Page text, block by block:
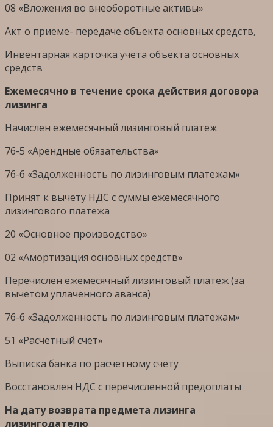
08 «Вложения во внеоборотные активы»
Акт о приеме- передаче объекта основных средств,
Инвентарная карточка учета объекта основных
средств
Ежемесячно в течение срока действия договора
лизинга
Начислен ежемесячный лизинговый платеж
76-5 «Арендные обязательства»
76-6 «Задолженность по лизинговым платежам»
Принят к вычету НДС с суммы ежемесячного
лизингового платежа
20 «Основное производство»
02 «Амортизация основных средств»
Перечислен ежемесячный лизинговый платеж (за
вычетом уплаченного аванса)
76-6 «Задолженность по лизинговым платежам»
51 «Расчетный счет»
Выписка банка по расчетному счету
Восстановлен НДС с перечисленной предоплаты
На дату возврата предмета лизинга
лизингодателю